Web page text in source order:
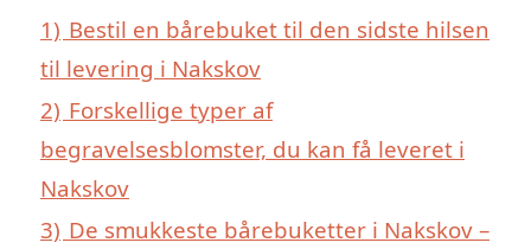
1) Bestil en bårebuket til den sidste hilsen
til levering i Nakskov
2) Forskellige typer af
begravelsesblomster, du kan få leveret i
Nakskov
3) De smukkeste bårebuketter i Nakskov –